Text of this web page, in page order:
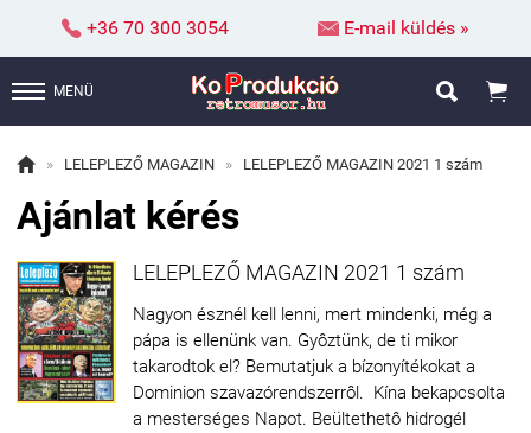
 +36 70 300 3054  E-mail küldés »
MENÜ  
 » LELEPLEZŐ MAGAZIN » LELEPLEZŐ MAGAZIN 2021 1 szám
Ajánlat kérés
LELEPLEZŐ MAGAZIN 2021 1 szám
Nagyon észnél kell lenni, mert mindenki, még a
pápa is ellenünk van. Gyôztünk, de ti mikor
takarodtok el? Bemutatjuk a bízonyítékokat a
Dominion szavazórendszerrôl. Kína bekapcsolta
a mesterséges Napot. Beültethetô hidrogél